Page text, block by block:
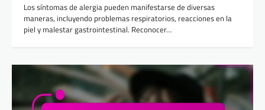
Los síntomas de alergia pueden manifestarse de diversas
maneras, incluyendo problemas respiratorios, reacciones en la
piel y malestar gastrointestinal. Reconocer…